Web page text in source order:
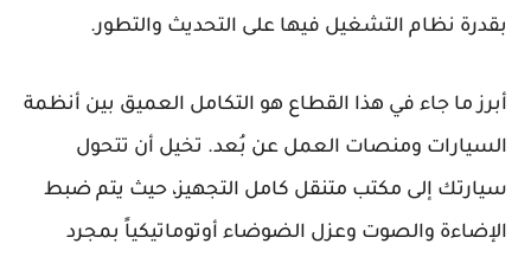
بقدرة نظام التشغيل فيها على التحديث والتطور.
أبرز ما جاء في هذا القطاع هو التكامل العميق بين أنظمة
السيارات ومنصات العمل عن بُعد. تخيل أن تتحول
سيارتك إلى مكتب متنقل كامل التجهيز، حيث يتم ضبط
الإضاءة والصوت وعزل الضوضاء أوتوماتيكياً بمجرد